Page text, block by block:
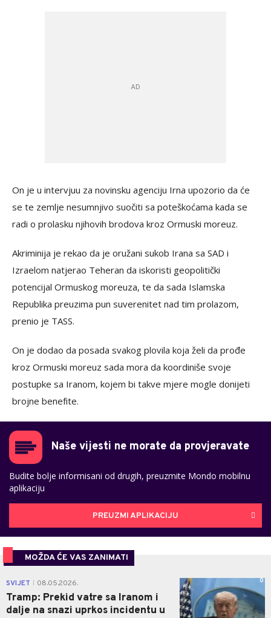
On je u intervjuu za novinsku agenciju Irna upozorio da će
se te zemlje nesumnjivo suočiti sa poteškoćama kada se
radi o prolasku njihovih brodova kroz Ormuski moreuz.
Akriminija je rekao da je oružani sukob Irana sa SAD i
Izraelom natjerao Teheran da iskoristi geopolitički
potencijal Ormuskog moreuza, te da sada Islamska
Republika preuzima pun suverenitet nad tim prolazom,
prenio je TASS.
On je dodao da posada svakog plovila koja želi da prođe
kroz Ormuski moreuz sada mora da koordiniše svoje
postupke sa Iranom, kojem bi takve mjere mogle donijeti
brojne benefite.
Naše vijesti ne morate da provjeravate
Budite bolje informisani od drugih, preuzmite Mondo mobilnu
aplikaciju
PREUZMI APLIKACIJU
MOŽDA ĆE VAS ZANIMATI
SVIJET 08.05.2026.
Tramp: Prekid vatre sa Iranom i
dalje na snazi uprkos incidentu u
0